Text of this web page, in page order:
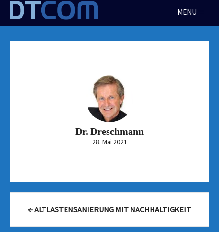
Skip
content
MENU
Dr. Dreschmann
28. Mai 2021
Post
navigation
←ALTLASTENSANIERUNG MIT NACHHALTIGKEIT